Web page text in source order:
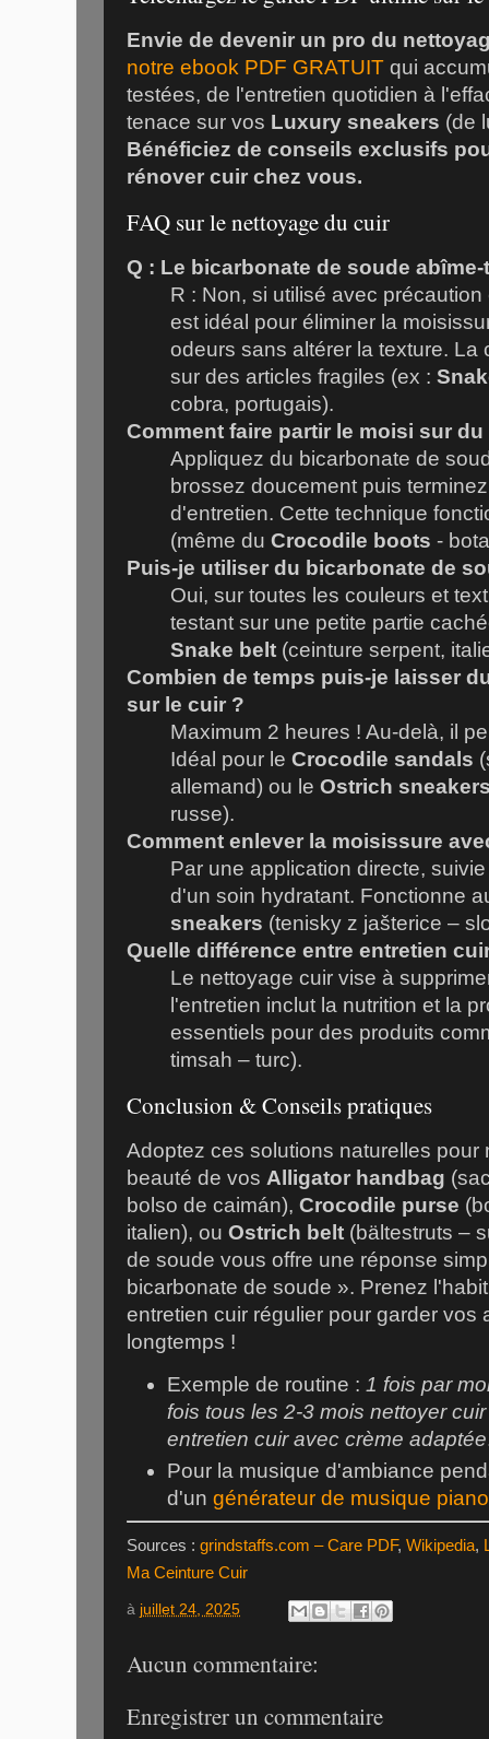
Envie de devenir un pro du
notre ebook PDF GRATUIT qui
testées, de l'entretien quotidien à
tenace sur vos Luxury sneakers (de
Bénéficiez de conseils exclusifs
rénover cuir chez vous.
FAQ sur le nettoyage du cuir
Q : Le bicarbonate de soude
R : Non, si utilisé avec
est idéal pour éliminer la
odeurs sans altérer la texture. La
sur des articles fragiles (ex :
cobra, portugais).
Comment faire partir le moisi sur
Appliquez du bicarbonate de
brossez doucement puis
d'entretien. Cette technique
(même du Crocodile boots -
Puis-je utiliser du bicarbonate de
Oui, sur toutes les couleurs et
testant sur une petite partie
Snake belt (ceinture serpent,
Combien de temps puis-je laisser
sur le cuir ?
Maximum 2 heures ! Au-delà, il
Idéal pour le Crocodile sandals
allemand) ou le Ostrich
russe).
Comment enlever la moisissure
Par une application directe,
d'un soin hydratant. Fonctionne
sneakers (tenisky z jašterice –
Quelle différence entre entretien
Le nettoyage cuir vise à
l'entretien inclut la nutrition et la
essentiels pour des produits
timsah – turc).
Conclusion & Conseils pratiques
Adoptez ces solutions naturelles pour
beauté de vos Alligator handbag
bolso de caimán), Crocodile purse
italien), ou Ostrich belt (bältestruts –
de soude vous offre une réponse
bicarbonate de soude ». Prenez
entretien cuir régulier pour garder vos
longtemps !
Exemple de routine :1 fois par
fois tous les 2-3 mois nettoyer
entretien cuir avec crème adaptée
Pour la musique d'ambiance
d'ungénérateur de musique
Sources : grindstaffs.com – Care PDF, Wikipedia,
Ma Ceinture Cuir
à juillet 24, 2025
Aucun commentaire:
Enregistrer un commentaire